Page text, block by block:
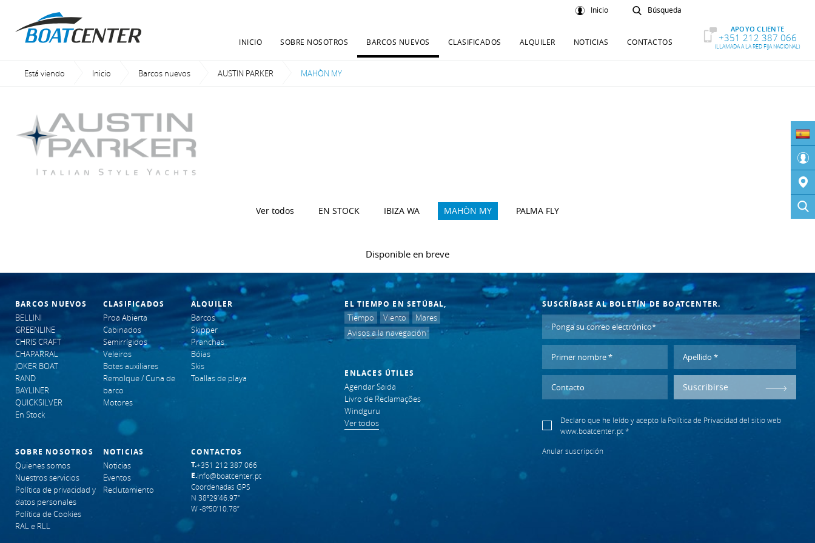
Inicio Búsqueda
INICIO SOBRE NOSOTROS BARCOS NUEVOS CLASIFICADOS ALQUILER NOTICIAS CONTACTOS
APOYO CLIENTE
+351 212 387 066
(LLAMADA A LA RED FIJA NACIONAL)
Está viendo Inicio Barcos nuevos AUSTIN PARKER Current:
MAHÒN MY
Ver todos EN STOCK IBIZA WA MAHÒN MY PALMA FLY
Disponible en breve
BARCOS NUEVOS
BELLINI
GREENLINE
CHRIS CRAFT
CHAPARRAL
JOKER BOAT
RAND
BAYLINER
QUICKSILVER
En Stock
CLASIFICADOS
Proa Abierta
Cabinados
Semirrígidos
Veleiros
Botes auxiliares
Remolque / Cuna de
barco
Motores
ALQUILER
Barcos
Skipper
Pranchas
Bóias
Skis
Toallas de playa
SOBRE NOSOTROS
Quienes somos
Nuestros servicios
Política de privacidad y
datos personales
Política de Cookies
RAL e RLL
NOTICIAS
Noticias
Eventos
Reclutamiento
CONTACTOS
T.+351 212 387 066
E.info@boatcenter.pt
Coordenadas GPS
N 38º29’46.97"
W -8º50’10.78”
EL TIEMPO EN SETÚBAL,
Tiempo Viento
Mares
Avisos a la navegación
ENLACES ÚTILES
Agendar Saida
Livro de Reclamações
Windguru
Ver todos
SUSCRÍBASE AL BOLETÍN DE BOATCENTER.
Suscribirse
Declaro que he leído y acepto la Política de Privacidad del sitio web
www.boatcenter.pt *
Anular suscripción